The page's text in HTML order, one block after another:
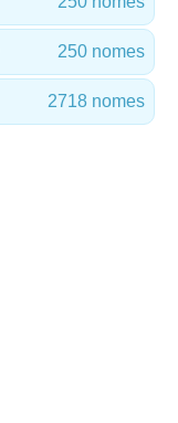
250 nomes
2718 nomes